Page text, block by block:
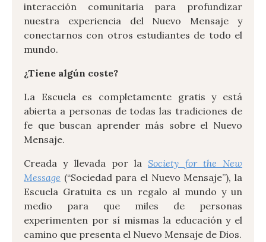
interacción comunitaria para profundizar
nuestra experiencia del Nuevo Mensaje y
conectarnos con otros estudiantes de todo el
mundo.
¿Tiene algún coste?
La Escuela es completamente gratis y está
abierta a personas de todas las tradiciones de
fe que buscan aprender más sobre el Nuevo
Mensaje.
Creada y llevada por laSociety for the New
Message (“Sociedad para el Nuevo Mensaje”), la
Escuela Gratuita es un regalo al mundo y un
medio para que miles de personas
experimenten por sí mismas la educación y el
camino que presenta el Nuevo Mensaje de Dios.